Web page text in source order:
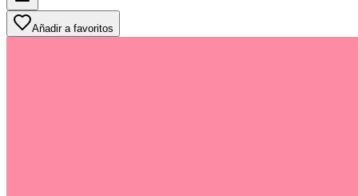
Añadir a favoritos